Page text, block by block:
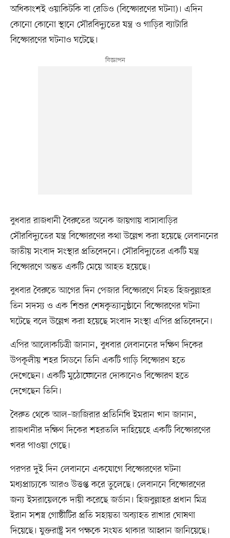
অধিকাংশই ওয়াকিটকি বা রেডিও (বিস্ফোরণের ঘটনা)। এদিন
কোনো কোনো স্থানে সৌরবিদ্যুতের যন্ত্র ও গাড়ির ব্যাটারি
বিস্ফোরণের ঘটনাও ঘটেছে।
বুধবার রাজধানী বৈরুতের অনেক জায়গায় বাসাবাড়ির
সৌরবিদ্যুতের যন্ত্র বিস্ফোরণের কথা উল্লেখ করা হয়েছে লেবাননের
জাতীয় সংবাদ সংস্থার প্রতিবেদনে। সৌরবিদ্যুতের একটি যন্ত্র
বিস্ফোরণে অন্তত একটি মেয়ে আহত হয়েছে।
বুধবার বৈরুতে আগের দিন পেজার বিস্ফোরণে নিহত হিজবুল্লাহর
তিন সদস্য ও এক শিশুর শেষকৃত্যানুষ্ঠানে বিস্ফোরণের ঘটনা
ঘটেছে বলে উল্লেখ করা হয়েছে সংবাদ সংস্থা এপির প্রতিবেদনে।
এপির আলোকচিত্রী জানান, বুধবার লেবাননের দক্ষিণ দিকের
উপকূলীয় শহর সিডনে তিনি একটি গাড়ি বিস্ফোরণ হতে
দেখেছেন। একটি মুঠোফোনের দোকানেও বিস্ফোরণ হতে
দেখেছেন তিনি।
বৈরুত থেকে আল–জাজিরার প্রতিনিধি ইমরান খান জানান,
রাজধানীর দক্ষিণ দিকের শহরতলি দাহিয়েহে একটি বিস্ফোরণের
খবর পাওয়া গেছে।
পরপর দুই দিন লেবাননে একযোগে বিস্ফোরণের ঘটনা
মধ্যপ্রাচ্যকে আরও উত্তপ্ত করে তুলেছে। লেবাননে বিস্ফোরণের
জন্য ইসরায়েলকে দায়ী করেছে জর্ডান। হিজবুল্লাহর প্রধান মিত্র
ইরান সশস্ত্র গোষ্ঠীটির প্রতি সহায়তা অব্যাহত রাখার ঘোষণা
দিয়েছে। যুক্তরাষ্ট্র সব পক্ষকে সংযত থাকার আহ্বান জানিয়েছে।